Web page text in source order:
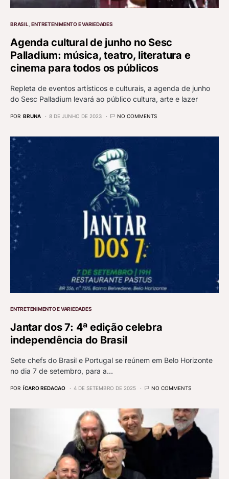
BRASIL ENTRETENIMENTO E VARIEDADES
Agenda cultural de junho no Sesc
Palladium: música, teatro, literatura e
cinema para todos os públicos
Repleta de eventos artísticos e culturais, a agenda de junho
do Sesc Palladium levará ao público cultura, arte e lazer
POR BRUNA 8 DE JUNHO DE 2023 NO COMMENTS
ENTRETENIMENTO E VARIEDADES
Jantar dos 7: 4ª edição celebra
independência do Brasil
Sete chefs do Brasil e Portugal se reúnem em Belo Horizonte
no dia 7 de setembro, para a…
POR ÍCARO REDACAO 4 DE SETEMBRO DE 2025 NO COMMENTS